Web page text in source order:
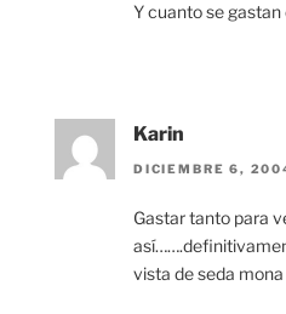
Y cuanto se gastan
Karin
DICIEMBRE 6,
Gastar tanto para
vista de seda mona